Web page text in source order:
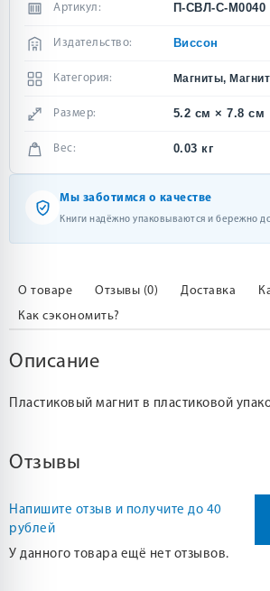
Артикул: П-СВЛ-С-М0040
Издательство: Виссон
Категория: Магниты,
Размер: 5.2 см × 7.8 см
Вес: 0.03 кг
Мы заботимся о качестве
Книги надёжно упаковываются и бережно
О товаре Отзывы (0) Доставка
Как сэкономить?
Описание
Пластиковый магнит в пластиковой
Отзывы
Напишите отзыв и получите до 40
рублей
У данного товара ещё нет отзывов.